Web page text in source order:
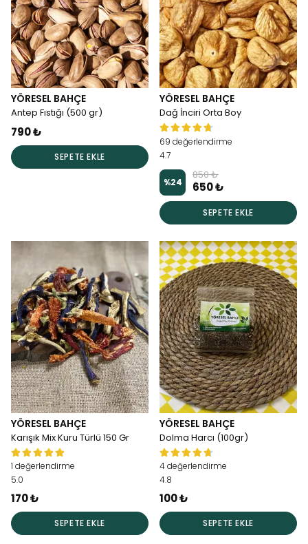
YÖRESEL BAHÇE
Antep Fıstığı (500 gr)
790 ₺
SEPETE EKLE
YÖRESEL BAHÇE
Dağ İnciri Orta Boy
69 değerlendirme
4.7
%24
850 ₺
650 ₺
SEPETE EKLE
YÖRESEL BAHÇE
Karışık Mix Kuru Türlü 150 Gr
1 değerlendirme
5.0
170 ₺
SEPETE EKLE
YÖRESEL BAHÇE
Dolma Harcı (100gr)
4 değerlendirme
4.8
100 ₺
SEPETE EKLE